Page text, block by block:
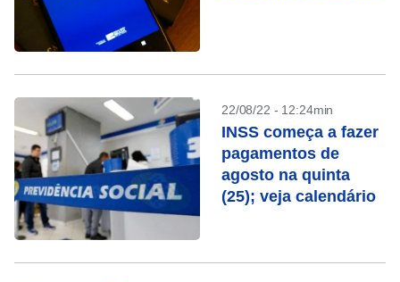
22/08/22 - 12:24min
INSS começa a fazer
pagamentos de
agosto na quinta
(25); veja calendário